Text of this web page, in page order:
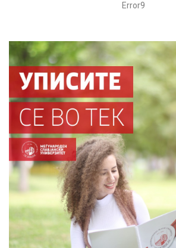
Error9